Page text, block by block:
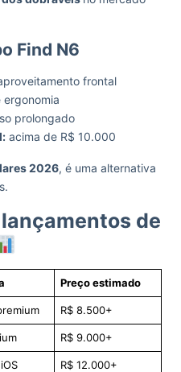
Find N6
frontal
prolongado
acima de R$ 10.000
2026, é uma alternativa
de
Preço estimado
R$ 8.500+
R$ 9.000+
R$ 12.000+